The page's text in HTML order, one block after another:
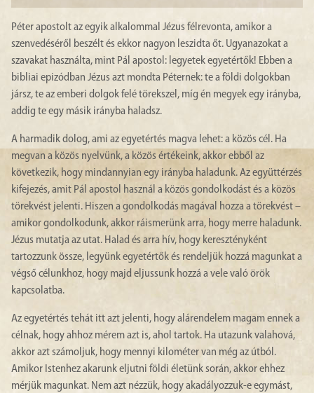
Péter apostolt az egyik alkalommal Jézus félrevonta, amikor a
szenvedéséről beszélt és ekkor nagyon leszidta őt. Ugyanazokat a
szavakat használta, mint Pál apostol: legyetek egyetértők! Ebben a
bibliai epizódban Jézus azt mondta Péternek: te a földi dolgokban
jársz, te az emberi dolgok felé törekszel, míg én megyek egy irányba,
addig te egy másik irányba haladsz.
A harmadik dolog, ami az egyetértés magva lehet: a közös cél. Ha
megvan a közös nyelvünk, a közös értékeink, akkor ebből az
következik, hogy mindannyian egy irányba haladunk. Az együttérzés
kifejezés, amit Pál apostol használ a közös gondolkodást és a közös
törekvést jelenti. Hiszen a gondolkodás magával hozza a törekvést –
amikor gondolkodunk, akkor ráismerünk arra, hogy merre haladunk.
Jézus mutatja az utat. Halad és arra hív, hogy keresztényként
tartozzunk össze, legyünk egyetértők és rendeljük hozzá magunkat a
végső célunkhoz, hogy majd eljussunk hozzá a vele való örök
kapcsolatba.
Az egyetértés tehát itt azt jelenti, hogy alárendelem magam ennek a
célnak, hogy ahhoz mérem azt is, ahol tartok. Ha utazunk valahová,
akkor azt számoljuk, hogy mennyi kilométer van még az útból.
Amikor Istenhez akarunk eljutni földi életünk során, akkor ehhez
mérjük magunkat. Nem azt nézzük, hogy akadályozzuk-e egymást,